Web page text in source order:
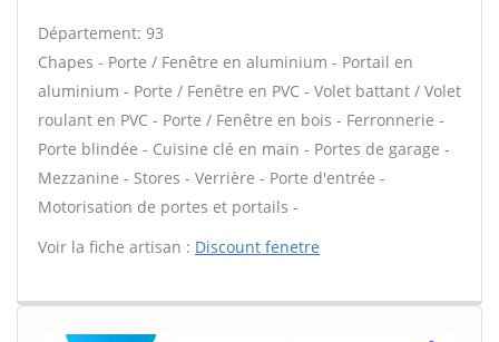
Département: 93
Chapes - Porte / Fenêtre en aluminium - Portail en
aluminium - Porte / Fenêtre en PVC - Volet battant / Volet
roulant en PVC - Porte / Fenêtre en bois - Ferronnerie -
Porte blindée - Cuisine clé en main - Portes de garage -
Mezzanine - Stores - Verrière - Porte d'entrée -
Motorisation de portes et portails -
Voir la fiche artisan : Discount fenetre